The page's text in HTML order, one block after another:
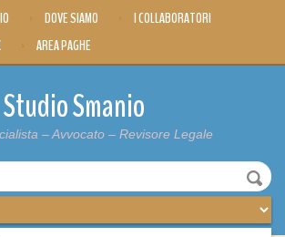
DOVE SIAMO
I COLLABORATORI
AREA PAGHE
Studio Smanio
– Avvocato – Revisore Legale